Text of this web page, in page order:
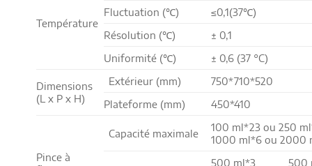
Température
Fluctuation (℃)
≤0,1(37℃)
Résolution (℃)
± 0,1
Uniformité (℃)
± 0,6 (37 °C)
Dimensions
(L x P x H)
Extérieur (mm)
750*710*520
Plateforme (mm)
450*410
Pince à
Capacité maximale
100 ml*23 ou 250
1000 ml*6 ou 2000
500 ml*3
500